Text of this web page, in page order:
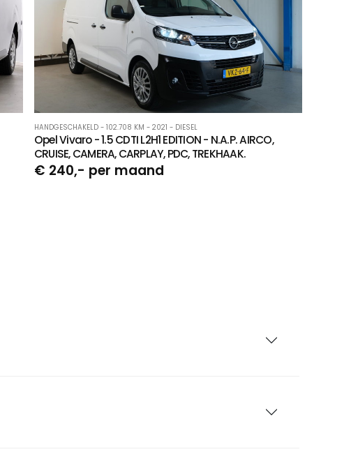
HANDGESCHAKELD - 102.708 KM - 2021 - DIESEL
Opel Vivaro - 1.5 CDTI L2H1 EDITION - N.A.P. AIRCO,
CRUISE, CAMERA, CARPLAY, PDC, TREKHAAK.
€ 240,- per maand